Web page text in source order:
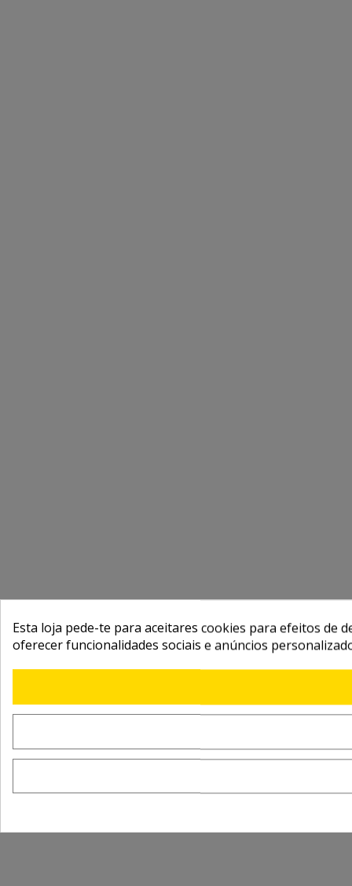
Esta loja pede-te para aceitares cookies para efeitos de
oferecer funcionalidades sociais e anúncios